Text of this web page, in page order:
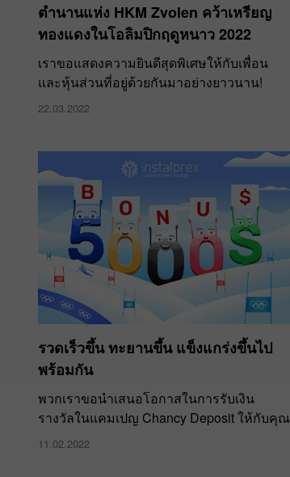
ตำนานแห่ง HKM Zvolen คว้าเหรียญ
ทองแดงในโอลิมปิกฤดูหนาว 2022
เราขอแสดงความยินดีสุดพิเศษให้กับเพื่อน
และหุ้นส่วนที่อยู่ด้วยกันมาอย่างยาวนาน!
22.03.2022
รวดเร็วขึ้น ทะยานขึ้น แข็งแกร่งขึ้นไป
พร้อมกัน
พวกเราขอนำเสนอโอกาสในการรับเงิน
รางวัลในแคมเปญ Chancy Deposit ให้กับคุณ
11.02.2022